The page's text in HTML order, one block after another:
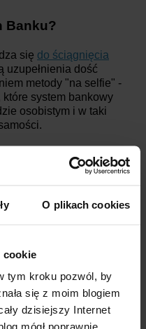
O plikach cookies
cookie
tym kroku pozwól, by
się z moim blogiem
dzisiejszy Internet
mógł poprawnie
Banku?
się do ściągnięcia
uzupełnienia dość
metody "na selfie" -
system bankowy
osobistym i w taki
AION BANKU